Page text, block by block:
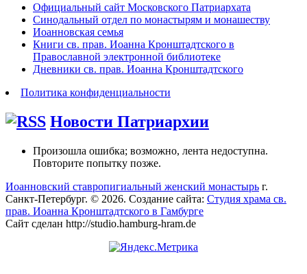
Официальный сайт Московского Патриархата
Синодальный отдел по монастырям и монашеству
Иоанновская семья
Книги св. прав. Иоанна Кронштадтского в
Православной электронной библиотеке
Дневники св. прав. Иоанна Кронштадтского
Политика конфиденциальности
Новости Патриархии
Произошла ошибка; возможно, лента недоступна.
Повторите попытку позже.
Иоанновский ставропигиальный женский монастырь г.
Санкт-Петербург. © 2026. Создание сайта: Студия храма св.
прав. Иоанна Кронштадтского в Гамбурге
Сайт сделан http://studio.hamburg-hram.de